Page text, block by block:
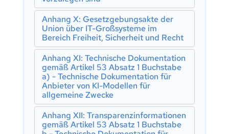
Artikel 35: Kennnummern und
Verzeichnisse der benannten Stellen
Artikel 36: Änderungen der
Notifizierungen
Artikel 37: Anfechtung der
Zuständigkeit der benannten Stellen
Artikel 38: Koordinierung der benannten
Stellen
Artikel 39:
Konformitätsbewertungsstellen von
Drittländern
Abschnitt 5: Normen,
Abschnitt 5: Beaufsichtigung,
Untersuchung, Durchsetzung und
Überwachung in Bezug auf Anbieter
von KI-Modellen für allgemeine
Zwecke
Artikel 88: Durchsetzung der
Verpflichtungen von Anbietern von KI-
Modellen für allgemeine Zwecke
Artikel 89 : Überwachungsmaßnahmen
Artikel 90: Warnungen vor
systemischen Risiken durch das
Wissenschaftliche Gremium
Anhang X: Gesetzgebungsakte der
Union über IT-Großsysteme im
Bereich Freiheit, Sicherheit und Recht
Anhang XI: Technische Dokumentation
gemäß Artikel 53 Absatz 1 Buchstabe
a) - Technische Dokumentation für
Anbieter von KI-Modellen für
allgemeine Zwecke
Anhang XII: Transparenzinformationen
gemäß Artikel 53 Absatz 1 Buchstabe